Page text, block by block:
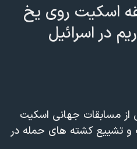
اسکیت روی یخ
در اسرائیل
از مسابقات جهانی اسکیت
و تشییع کشته های حمله در